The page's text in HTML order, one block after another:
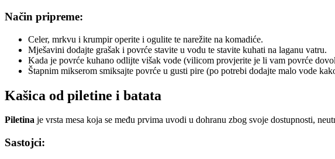
Način pripreme:
Celer, mrkvu i krumpir operite i ogulite te narežite na komadiće.
Mješavini dodajte grašak i povrće stavite u vodu te stavite kuhati na laganu vatru.
Kada je povrće kuhano odlijte višak vode (vilicom provjerite je li vam povrće
Štapnim mikserom smiksajte povrće u gusti pire (po potrebi dodajte malo vode
Kašica od piletine i batata
Piletina je vrsta mesa koja se među prvima uvodi u dohranu zbog svoje dostupnosti,
Sastojci: